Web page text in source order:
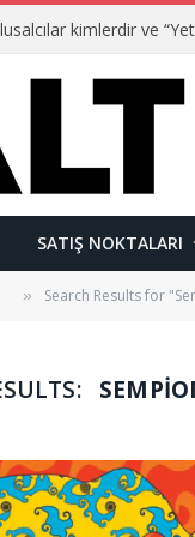
SATIŞ NOKTALARI
» Search Results for